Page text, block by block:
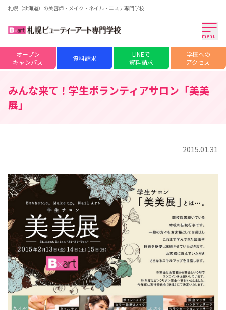
札幌（北海道）の美容師・メイク・ネイル・エステ専門学校
menu
オープン
キャンパス
資料請求
LINEで
資料請求
学校への
アクセス
みんな来て！学生ボランティアサロン「美美
展」
2015.01.31